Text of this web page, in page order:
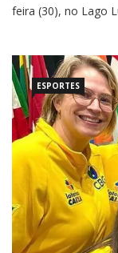
feira (30), no Lago
ESPORTES